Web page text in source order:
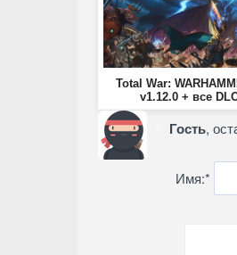
Total War:
v1.12.0 + все
Гость,
Имя:*